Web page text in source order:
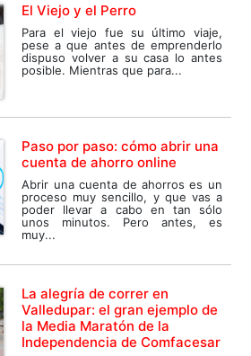
El Viejo y el Perro
Para el viejo fue su último viaje,
pese a que antes de emprenderlo
dispuso volver a su casa lo antes
posible. Mientras que para...
Paso por paso: cómo abrir una
cuenta de ahorro online
Abrir una cuenta de ahorros es un
proceso muy sencillo, y que vas a
poder llevar a cabo en tan sólo
unos minutos. Pero antes, es
muy...
La alegría de correr en
Valledupar: el gran ejemplo de
la Media Maratón de la
Independencia de Comfacesar